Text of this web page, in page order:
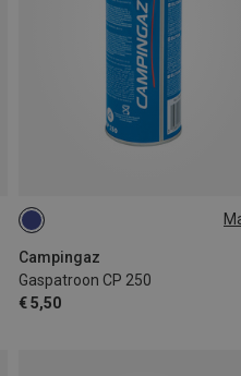
Campingaz
Gaspatroon CP 250
€ 5,50
250G